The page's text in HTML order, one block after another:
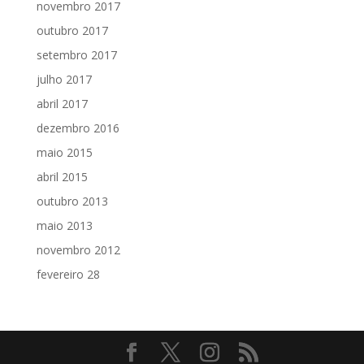
novembro 2017
outubro 2017
setembro 2017
julho 2017
abril 2017
dezembro 2016
maio 2015
abril 2015
outubro 2013
maio 2013
novembro 2012
fevereiro 28